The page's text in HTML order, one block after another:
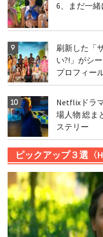
6、まだ一緒
刷新した「
い?!」がシ
プロフィー
Netflixドラ
場人物 総ま
ステリー
ピックアップ３選〈